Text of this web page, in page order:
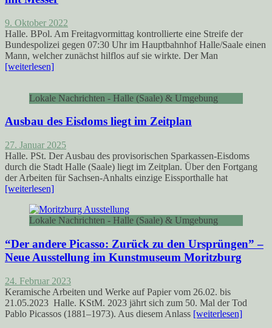
9. Oktober 2022
Halle. BPol. Am Freitagvormittag kontrollierte eine Streife der
Bundespolizei gegen 07:30 Uhr im Hauptbahnhof Halle/Saale einen
Mann, welcher zunächst hilflos auf sie wirkte. Der Man
[weiterlesen]
Lokale Nachrichten - Halle (Saale) & Umgebung
Ausbau des Eisdoms liegt im Zeitplan
27. Januar 2025
Halle. PSt. Der Ausbau des provisorischen Sparkassen-Eisdoms
durch die Stadt Halle (Saale) liegt im Zeitplan. Über den Fortgang
der Arbeiten für Sachsen-Anhalts einzige Eissporthalle hat
[weiterlesen]
Lokale Nachrichten - Halle (Saale) & Umgebung
“Der andere Picasso: Zurück zu den Ursprüngen” –
Neue Ausstellung im Kunstmuseum Moritzburg
24. Februar 2023
Keramische Arbeiten und Werke auf Papier vom 26.02. bis
21.05.2023 Halle. KStM. 2023 jährt sich zum 50. Mal der Tod
Pablo Picassos (1881–1973). Aus diesem Anlass [weiterlesen]